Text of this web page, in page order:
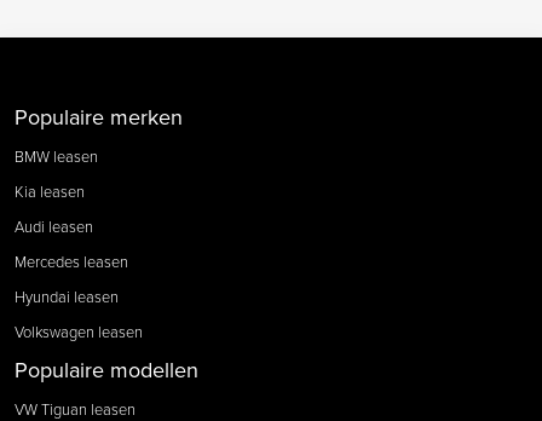
Populaire merken
BMW leasen
Kia leasen
Audi leasen
Mercedes leasen
Hyundai leasen
Volkswagen leasen
Populaire modellen
VW Tiguan leasen